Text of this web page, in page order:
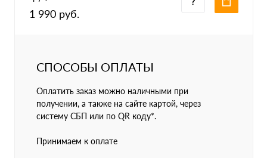
1 990 руб.
СПОСОБЫ ОПЛАТЫ
Оплатить заказ можно наличными при
получении, а также на сайте картой, через
систему СБП или по QR коду*.
Принимаем к оплате